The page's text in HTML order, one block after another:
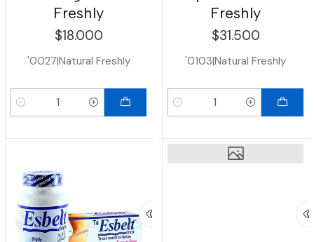
Freshly
$18.000
'0027|Natural Freshly
Cantidad
Freshly
$31.500
'0103|Natural Freshly
Cantidad